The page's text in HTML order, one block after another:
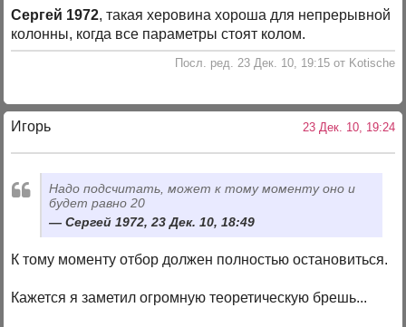
Сергей 1972, такая херовина хороша для непрерывной
колонны, когда все параметры стоят колом.
Посл. ред. 23 Дек. 10, 19:15 от Kotische
Игорь 23 Дек. 10, 19:24
Надо подсчитать, может к тому моменту оно и
будет равно 20
Сергей 1972, 23 Дек. 10, 18:49
К тому моменту отбор должен полностью остановиться.
Кажется я заметил огромную теоретическую брешь...